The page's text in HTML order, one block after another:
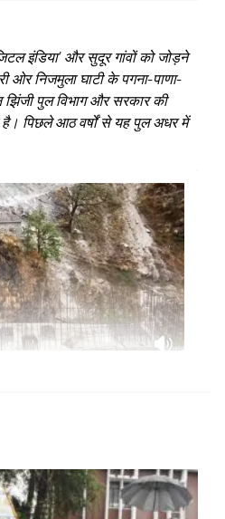
इंडिया’ और सुदूर गांवों को जोड़ने
ओर निजमुला घाटी के पगना-पाणा-
झिंजी पुल विभाग और सरकार की
है। पिछले आठ वर्षों से यह पुल अधर में